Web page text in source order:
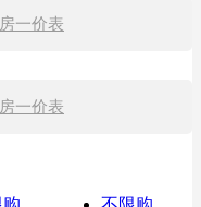
一价表
一价表